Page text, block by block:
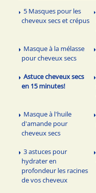
5 Masques pour les
cheveux secs et crépus
Masque à la mélasse
pour cheveux secs
Astuce cheveux secs
en 15 minutes!
Masque à l'huile
d'amande pour
cheveux secs
3 astuces pour
hydrater en
profondeur les racines
de vos cheveux